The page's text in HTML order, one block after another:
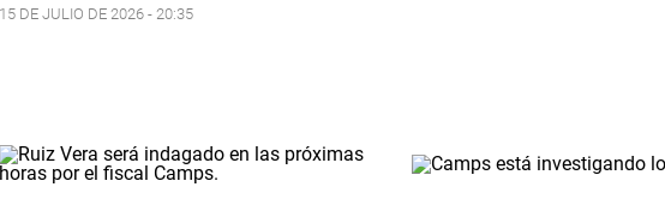
15 DE JULIO DE 2026 - 20:35